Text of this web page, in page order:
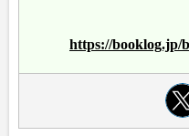
https://booklog.jp/